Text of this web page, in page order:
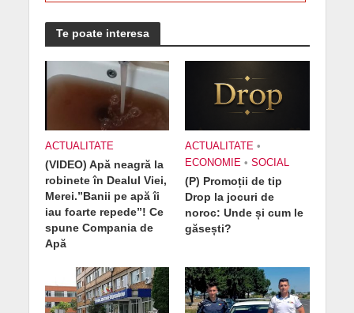
Te poate interesa
ACTUALITATE
(VIDEO) Apă neagră la
robinete în Dealul Viei,
Merei.”Banii pe apă îi
iau foarte repede”! Ce
spune Compania de
Apă
ACTUALITATE •
ECONOMIE • SOCIAL
(P) Promoții de tip
Drop la jocuri de
noroc: Unde și cum le
găsești?